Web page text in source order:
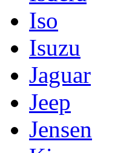
Iso
Isuzu
Jaguar
Jeep
Jensen